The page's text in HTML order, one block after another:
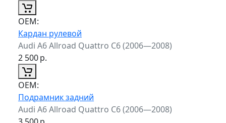
ОЕМ:
Кардан рулевой
Audi A6 Allroad Quattro C6 (2006—2008)
2 500р.
ОЕМ:
Подрамник задний
Audi A6 Allroad Quattro C6 (2006—2008)